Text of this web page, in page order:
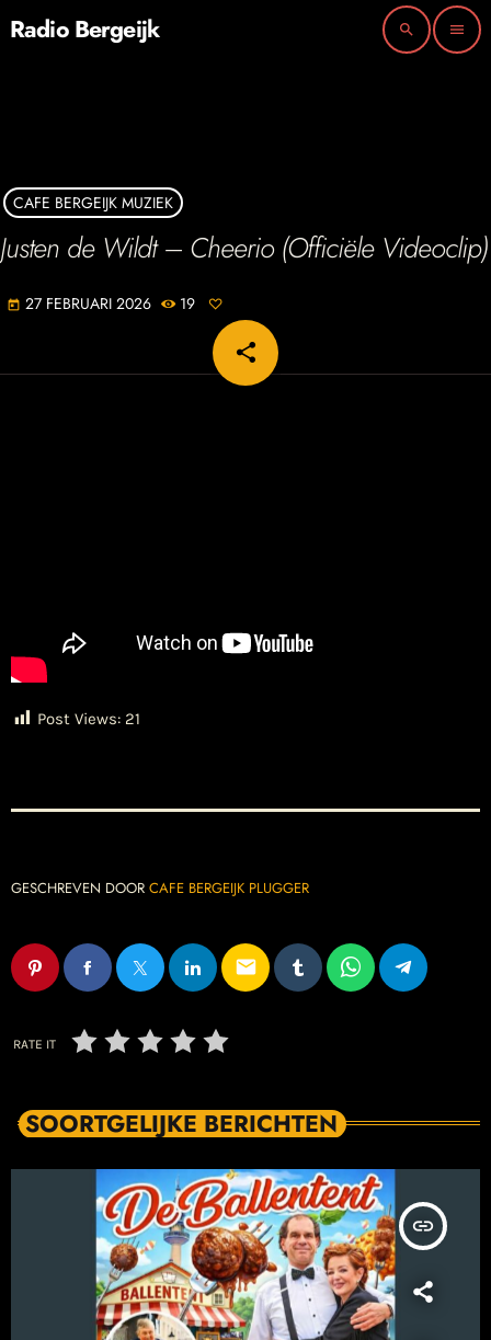
Radio Bergeijk search menu
CAFE BERGEIJK MUZIEK
Justen de Wildt – Cheerio (Officiële Videoclip)
today 27 FEBRUARI 2026 19
share
email
Post Views: 21
GESCHREVEN DOOR CAFE BERGEIJK PLUGGER
email
RATE IT
SOORTGELIJKE BERICHTEN
insert_link